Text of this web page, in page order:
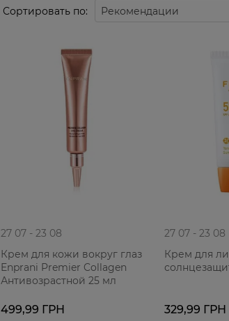
Сортировать по: Рекомендации
27 07 - 23 08
Крем для кожи вокруг глаз
Enprani Premier Collagen
Антивозрастной 25 мл
499,99 ГРН
27 07 - 23 08
Крем для
329,99 ГРН